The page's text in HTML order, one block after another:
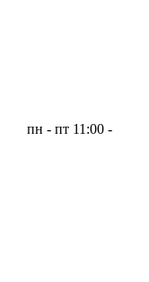
пн - пт 11:00 -